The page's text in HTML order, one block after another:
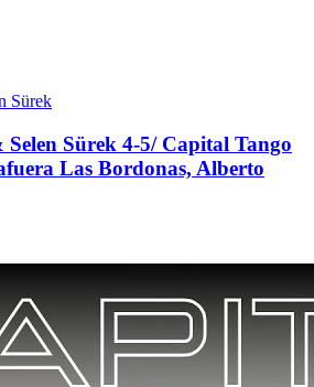
Sürek
Sürek 4-5/ Capital Tango
Las Bordonas, Alberto